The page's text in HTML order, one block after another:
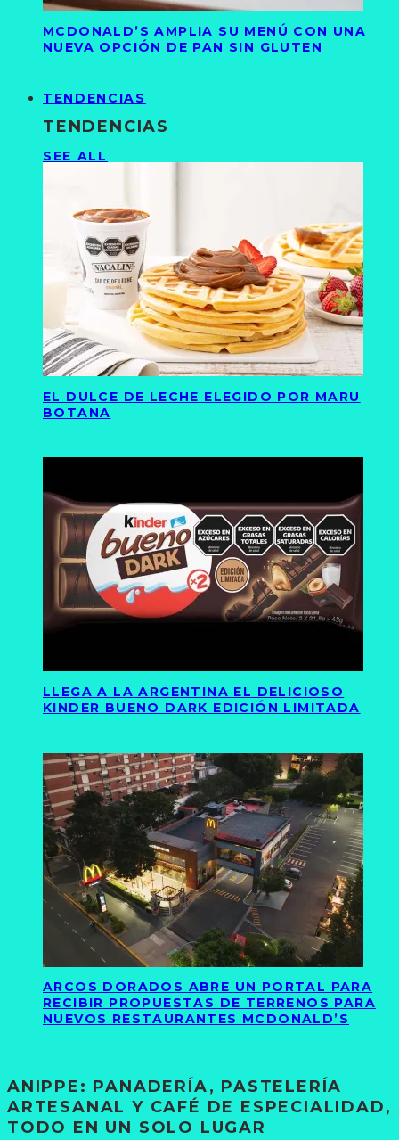
MCDONALD’S AMPLIA SU MENÚ CON UNA
NUEVA OPCIÓN DE PAN SIN GLUTEN
TENDENCIAS
TENDENCIAS
SEE ALL
EL DULCE DE LECHE ELEGIDO POR MARU
BOTANA
LLEGA A LA ARGENTINA EL DELICIOSO
KINDER BUENO DARK EDICIÓN LIMITADA
ARCOS DORADOS ABRE UN PORTAL PARA
RECIBIR PROPUESTAS DE TERRENOS PARA
NUEVOS RESTAURANTES MCDONALD’S
ANIPPE: PANADERÍA, PASTELERÍA
ARTESANAL Y CAFÉ DE ESPECIALIDAD,
TODO EN UN SOLO LUGAR